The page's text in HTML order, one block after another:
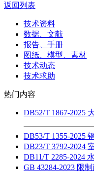
返回列表
技术资料
数据、文献
报告、手册
图纸、模型、素材
技术动态
技术求助
热门内容
DB52/T 1867-2025
DB53/T 1355-2025
DB23/T 3792-2024
DB11/T 2285-2024
GB 43284-2023 限